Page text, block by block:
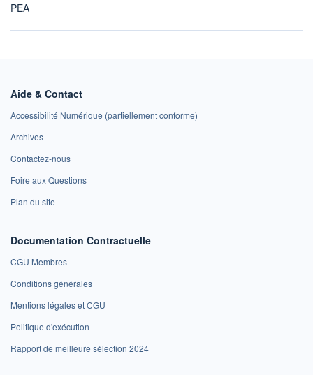
PEA
Aide & Contact
Accessibilité Numérique (partiellement conforme)
Archives
Contactez-nous
Foire aux Questions
Plan du site
Documentation Contractuelle
CGU Membres
Conditions générales
Mentions légales et CGU
Politique d'exécution
Rapport de meilleure sélection 2024